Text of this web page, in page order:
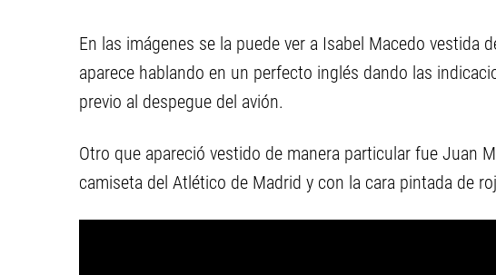
En las imágenes se la puede ver a Isabel Macedo vestida
aparece hablando en un perfecto inglés dando las
previo al despegue del avión.
Otro que apareció vestido de manera particular fue Juan
camiseta del Atlético de Madrid y con la cara pintada de